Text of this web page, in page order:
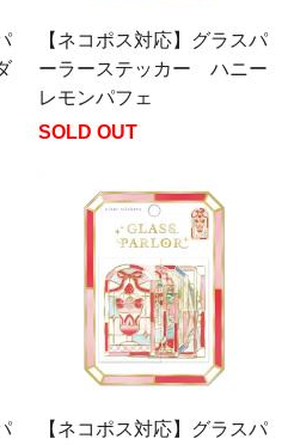
【ネコポス対応】グラスパ
ーラーステッカー ハニー
レモンパフェ
SOLD OUT
【ネコポス対応】グラスパ